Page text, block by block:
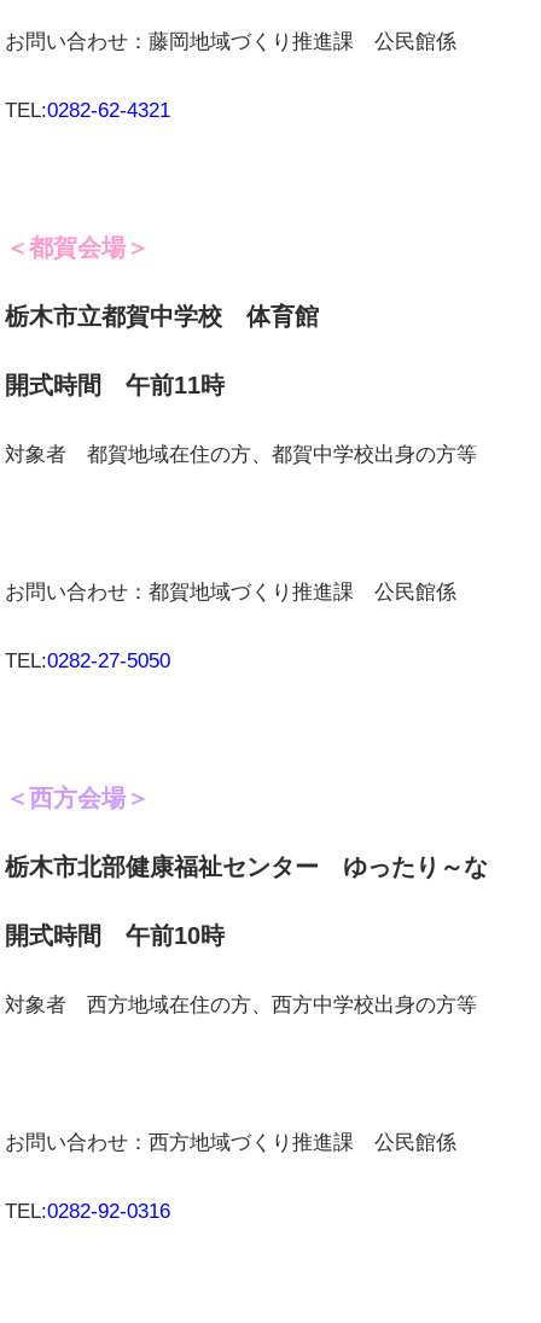
お問い合わせ：藤岡地域づくり推進課 公民館係
TEL:0282-62-4321
＜都賀会場＞
栃木市立都賀中学校 体育館
開式時間 午前11時
対象者 都賀地域在住の方、都賀中学校出身の方等
お問い合わせ：都賀地域づくり推進課 公民館係
TEL:0282-27-5050
＜西方会場＞
栃木市北部健康福祉センター ゆったり～な
開式時間 午前10時
対象者 西方地域在住の方、西方中学校出身の方等
お問い合わせ：西方地域づくり推進課 公民館係
TEL:0282-92-0316